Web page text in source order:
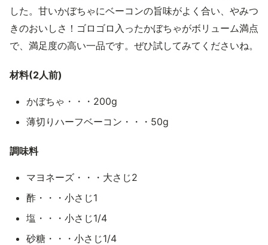
した。甘いかぼちゃにベーコンの旨味がよく合い、やみつ
きのおいしさ！ゴロゴロ入ったかぼちゃがボリューム満点
で、満足度の高い一品です。ぜひ試してみてくださいね。
材料(2人前)
かぼちゃ・・・200g
薄切りハーフベーコン・・・50g
調味料
マヨネーズ・・・大さじ2
酢・・・小さじ1
塩・・・小さじ1/4
砂糖・・・小さじ1/4